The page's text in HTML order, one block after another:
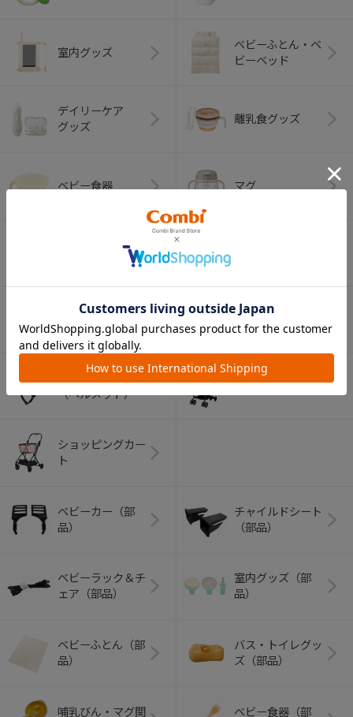
室内グッズ
ベビーふとん・ベ
ビーベッド
デイリーケア
グッズ
離乳食グッズ
ベビー食器 マグ
おはし・スプー
オーラルケア
（お口のケア）
ベビートイ
（ヘルメット）
ペット用品
ショッピングカー
ト
ベビーカー（部
品）
チャイルドシート
（部品）
ベビーラック＆チ
ェア（部品）
室内グッズ（部
品）
ベビーふとん（部
品）
バス・トイレグッ
ズ（部品）
哺乳びん・マグ関
ベビー食器（部